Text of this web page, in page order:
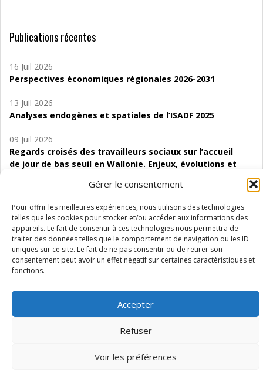
Gérer le consentement
Pour offrir les meilleures expériences, nous utilisons des technologies
telles que les cookies pour stocker et/ou accéder aux informations des
appareils. Le fait de consentir à ces technologies nous permettra de
traiter des données telles que le comportement de navigation ou les ID
uniques sur ce site. Le fait de ne pas consentir ou de retirer son
consentement peut avoir un effet négatif sur certaines caractéristiques et
fonctions.
Accepter
Refuser
Voir les préférences
Publications récentes
16 Juil 2026
Perspectives économiques régionales 2026-2031
13 Juil 2026
Analyses endogènes et spatiales de l’ISADF 2025
09 Juil 2026
Regards croisés des travailleurs sociaux sur l’accueil
de jour de bas seuil en Wallonie. Enjeux, évolutions et
Étude d’évaluabilité des Structures
d’accompagnement à l’autocréation d’emploi (SAACE)
01 Juil 2026
Pénurie du personnel infirmier :quels indicateurs
d’offre de soins pour comprendre la situation en